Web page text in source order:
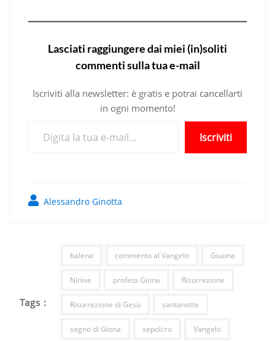
Lasciati raggiungere dai miei (in)soliti
commenti sulla tua e-mail
Iscriviti alla newsletter: è gratis e potrai cancellarti
in ogni momento!
Iscriviti
Alessandro Ginotta
Tags :
balena commento al Vangelo Giuona
Ninive profeta Giona Risurrezione
Risurrezione di Gesù santanotte
segno di Giona sepolcro Vangelo